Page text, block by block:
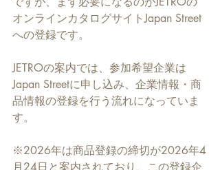
オンラインカタログサイトJapan Street
への登録です。
JETROの案内では、参加希望企業は
Japan Streetに申し込み、企業情報・商
品情報の登録を行う流れになっていま
す。
※2026年は商品登録の締切が2026年4
月24日と案内されており、この登録企